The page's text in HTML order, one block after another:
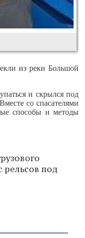
из реки Большой
и скрылся под
со спасателями
способы и методы
рельсов под